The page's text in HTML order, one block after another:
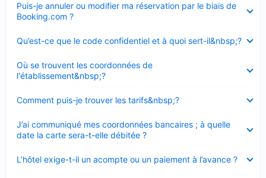
Puis-je annuler ou modifier ma réservation par le biais de
Booking.com ?
fermé
Qu’est-ce que le code confidentiel et à quoi sert-il&nbsp;?
fermé
Où se trouvent les coordonnées de
l'établissement&nbsp;?
fermé
Comment puis-je trouver les tarifs&nbsp;?
fermé
J’ai communiqué mes coordonnées bancaires ; à quelle
date la carte sera-t-elle débitée ?
fermé
L’hôtel exige-t-il un acompte ou un paiement à l’avance ?
fermé